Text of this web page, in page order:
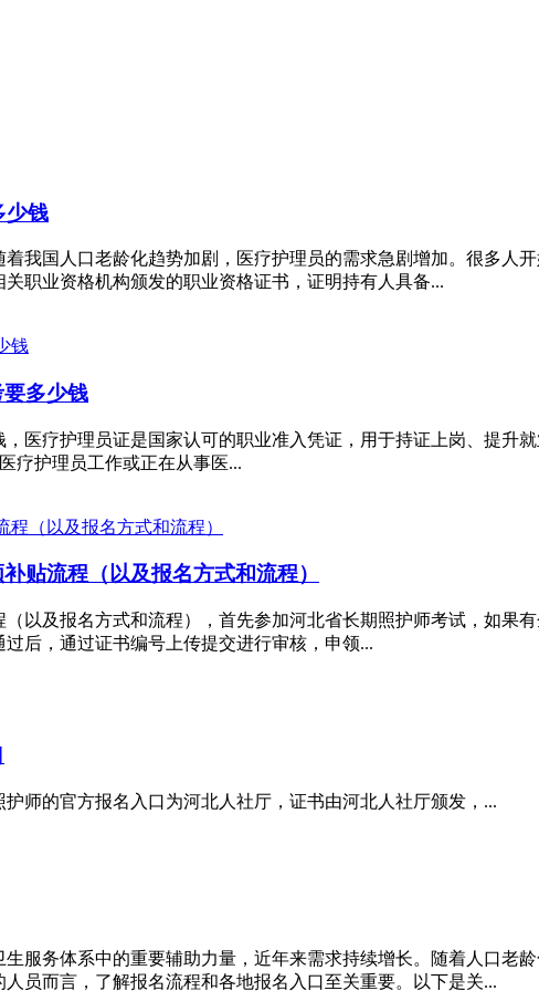
少钱
我国人口老龄化趋势加剧，医疗护理员的需求急剧增加。很多人
职业资格机构颁发的职业资格证书，证明持有人具备...
多少钱
医疗护理员证是‌国家认可的职业准入凭证‌，用于‌持证上岗、提升
疗护理员工作或正在从事医...
贴流程（以及报名方式和流程）
以及报名方式和流程），首先参加河北省长期照护师考试，如果
后，通过证书编号上传提交进行审核，申领...
师的官方报名入口为河北人社厅，证书由河北人社厅颁发，...
服务体系中的重要辅助力量，近年来需求持续增长。随着人口老
员而言，了解报名流程和各地报名入口至关重要。以下是关...